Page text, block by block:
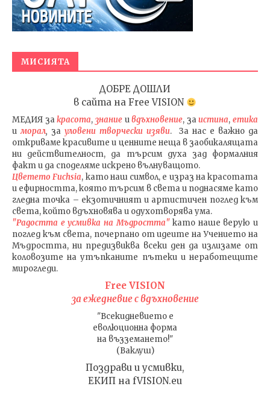
МИСИЯТА
ДОБРЕ ДОШЛИ
в сайта на Free VISION
МЕДИЯ закрасота, знаниеивдъхновение, заистина, етика
иморал, за уловени творчески изяви. За нас е важно да
откриваме красивите и ценните неща в заобикалящата
ни действителност, да търсим духа зад формалния
факт и да споделяме искрено вълнуващото.
Цветето Fuchsia, като наш символ, е израз на красотата
и ефирността, която търсим в света и поднасяме като
гледна точка – екзотичният и артистичен поглед към
света, който вдъхновява и одухотворява ума.
"Радостта е усмивка на Мъдростта"като наше верую и
поглед към света, почерпано от идеите на Учението на
Мъдростта, ни предизвиква всеки ден да излизаме от
коловозите на утъпканите пътеки и неработещите
мирогледи.
Free VISION
за ежедневие с вдъхновение
"Всекидневието е
еволюционна форма
на възземането!"
(Ваклуш)
Поздрави и усмивки,
ЕКИП на fVISION.eu